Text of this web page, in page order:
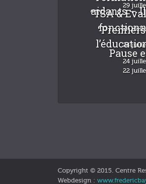
29
aidants – Il
24
“TSA &
24
24
Pause
22
Copyright © 2015. Centre
Webdesign :